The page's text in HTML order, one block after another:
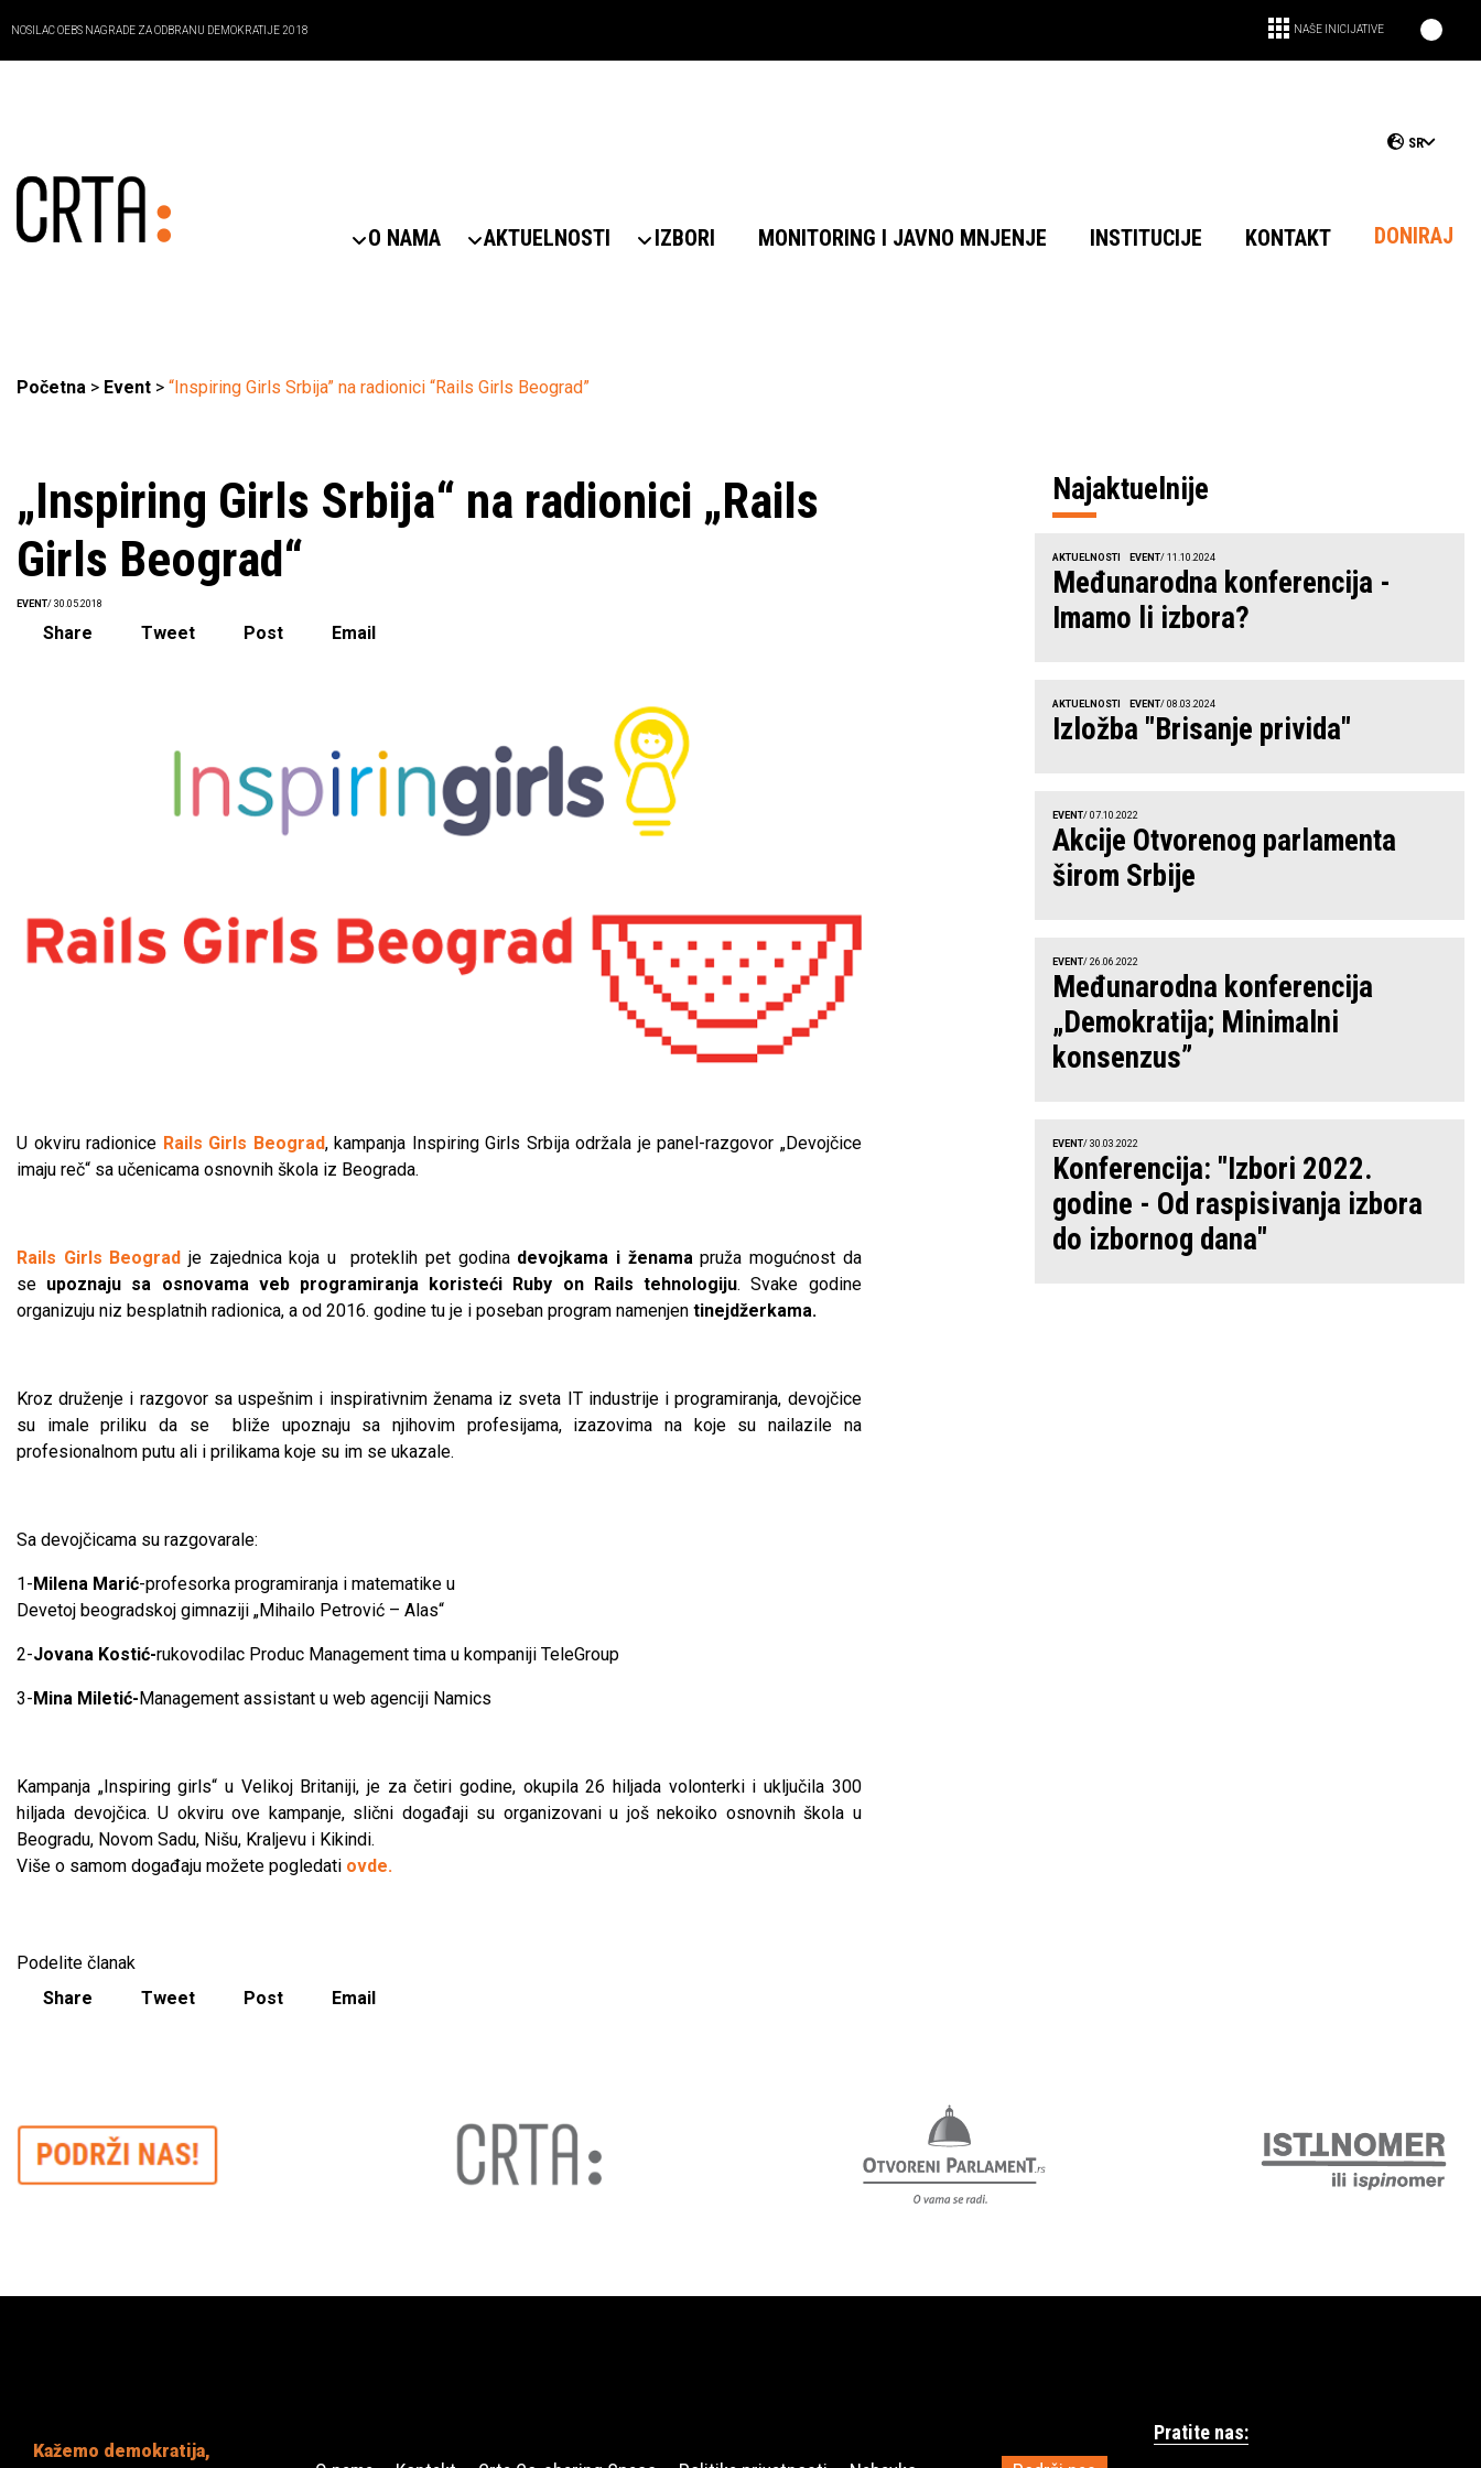
NOSILAC OEBS NAGRADE ZA ODBRANU DEMOKRATIJE 2018 NAŠE INICIJATIVE
SR
O NAMA AKTUELNOSTI IZBORI MONITORING I JAVNO MNJENJE INSTITUCIJE KONTAKT DONIRAJ
Početna > Event > “Inspiring Girls Srbija” na radionici “Rails Girls Beograd”
„Inspiring Girls Srbija“ na radionici „Rails
Girls Beograd“
EVENT/ 30.05.2018
Share Tweet Post Email
U okviru radionice Rails Girls Beograd, kampanja Inspiring Girls Srbija održala je panel-razgovor „Devojčice
imaju reč“ sa učenicama osnovnih škola iz Beograda.
Rails Girls Beograd je zajednica koja u proteklih pet godina devojkama i ženamapruža mogućnost da
se upoznaju sa osnovama veb programiranja koristeći Ruby on Rails tehnologiju. Svake godine
organizuju niz besplatnih radionica, a od 2016. godine tu je i poseban program namenjen tinejdžerkama.
Kroz druženje i razgovor sa uspešnim i inspirativnim ženama iz sveta IT industrije i programiranja, devojčice
su imale priliku da se bliže upoznaju sa njihovim profesijama, izazovima na koje su nailazile na
profesionalnom putu ali i prilikama koje su im se ukazale.
Sa devojčicama su razgovarale:
1-Milena Marić-profesorka programiranja i matematike u
Devetoj beogradskoj gimnaziji „Mihailo Petrović – Alas“
2-Jovana Kostić-rukovodilac Produc Management tima u kompaniji TeleGroup
3-Mina Miletić-Management assistant u web agenciji Namics
Kampanja „Inspiring girls“ u Velikoj Britaniji, je za četiri godine, okupila 26 hiljada volonterki i uključila 300
hiljada devojčica. U okviru ove kampanje, slični događaji su organizovani u još nekoiko osnovnih škola u
Beogradu, Novom Sadu, Nišu, Kraljevu i Kikindi.
Više o samom događaju možete pogledati ovde.
Podelite članak
Share
Tweet Post Email
Najaktuelnije
AKTUELNOSTI EVENT/ 11.10.2024
Međunarodna konferencija -
Imamo li izbora?
AKTUELNOSTI EVENT/ 08.03.2024
Izložba "Brisanje privida"
EVENT/ 07.10.2022
Akcije Otvorenog parlamenta
širom Srbije
EVENT/ 26.06.2022
Međunarodna konferencija
„Demokratija; Minimalni
konsenzus”
EVENT/ 30.03.2022
Konferencija: "Izbori 2022.
godine - Od raspisivanja izbora
do izbornog dana"
Kažemo demokratija,
Pratite nas: